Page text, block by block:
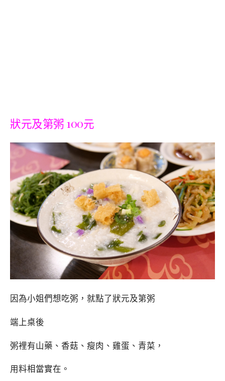
狀元及第粥 100元
因為小姐們想吃粥，就點了狀元及第粥
端上桌後
粥裡有山藥、香菇、瘦肉、雞蛋、青菜，
用料相當實在。